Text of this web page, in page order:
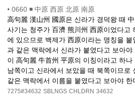
• 0660 ◾ 中原 西原 北原 南原
高句麗 漢山州 國原은 신라가 경덕왕 때
사기는 청주가 百濟 熊川州 西原이었다고
에 있으므로 백제가 西原이라는 명칭을
과 같은 맥락에서 신라가 붙였다고 보아
이 高句麗 牛首州 平原의 이칭이라고 하
남쪽이고 신라에서 보았을 때 북쪽이므로
같은 맥락에서 이름을 붙였다고 보아야
7275#34632 SBLNGS CHLDRN 34632